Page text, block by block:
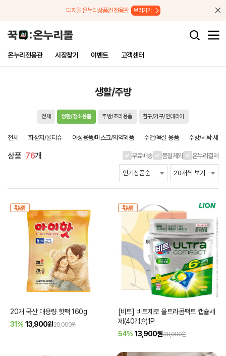
디지털 온누리상품권 전용관 보러가기
온누리전용관 시장찾기 이벤트 고객센터
생활/주방
전체 생활/청소용품 주방/조리용품 침구/가구/인테리어
전체 화장지/물티슈 여성용품/마스크/의약외품 수건/욕실 용품 주방/세탁 세제
상품 76개 무료배송 품절제외 온누리결제
20개 국산 대용량 핫팩 160g
31% 13,900원20,000원
[비트] 비트제로 울트라콤팩트 캡슐세
제(40캡슐)1P
54% 13,900원30,000원